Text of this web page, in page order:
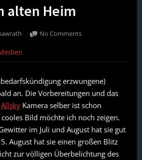
alten Heim
No Commentson
Tage
Allsky
Kamera
im
alten
erzwungene)
an. Die Vorbereitungen und das
Allsky Kamera selber ist schon
Bild möchte ich noch zeigen.
im Juli und August hat sie gut
August hat sie einen großen Blitz
zur völligen Überbelichtung des